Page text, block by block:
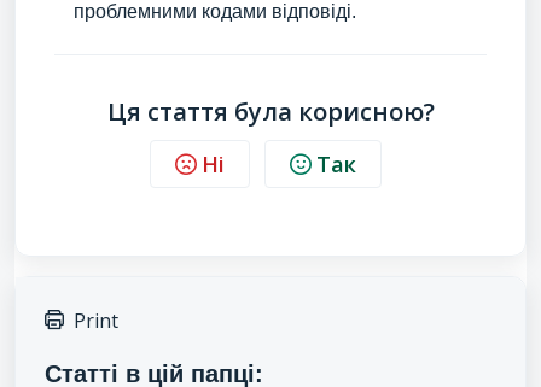
проблемними кодами відповіді.
Ця стаття була корисною?
Ні Так
Print
Статті в цій папці: